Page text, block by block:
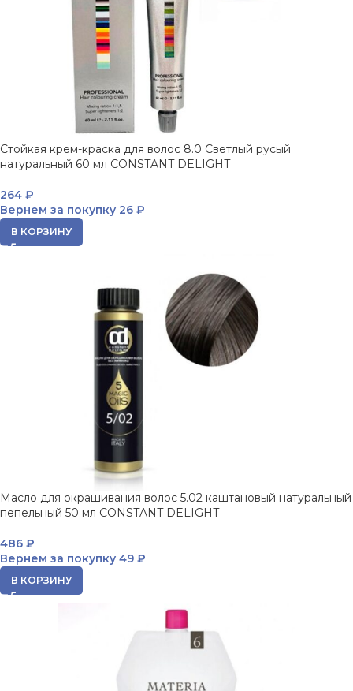
Стойкая крем-краска для волос 8.0 Светлый русый
натуральный 60 мл CONSTANT DELIGHT
264 ₽
Вернем за покупку 26 ₽
В КОРЗИНУ
Масло для окрашивания волос 5.02 каштановый натуральный
пепельный 50 мл CONSTANT DELIGHT
486 ₽
Вернем за покупку 49 ₽
В КОРЗИНУ